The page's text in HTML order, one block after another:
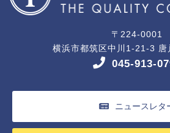
〒224-0001
横浜市都筑区中川1-21-3 唐
045-913-
ニュースレタ